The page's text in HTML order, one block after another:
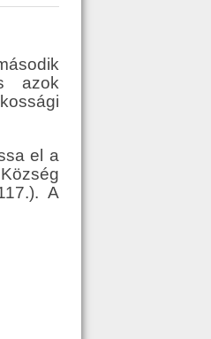
azok
el a
A